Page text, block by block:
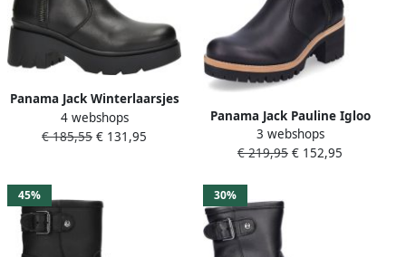
Panama Jack Winterlaarsjes
PHUKET ankleboots
winterlaarzen profielzool
4 webshops
€ 185,55 € 131,95
Panama Jack Pauline Igloo
Trav B3 Dames Enkellaarzen
Zwart
3 webshops
€ 219,95 € 152,95
45% 30%